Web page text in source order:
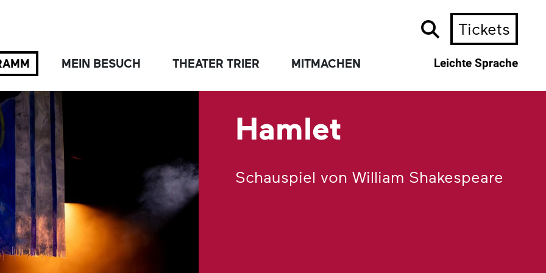
MEIN BESUCH THEATER TRIER MITMACHEN
Tickets
Leichte Sprache
Hamlet
Schauspiel von William Shakespeare